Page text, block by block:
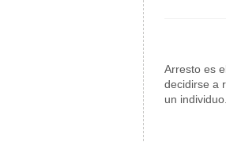
Arresto es
decidirse a
un